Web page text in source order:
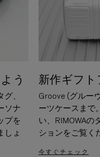
う
、
ソナ
プを
しょ
新作ギフ
Groove (グルー
ーツケースまで
い、RIMOWAの
ションをご覧く
今すぐチェック